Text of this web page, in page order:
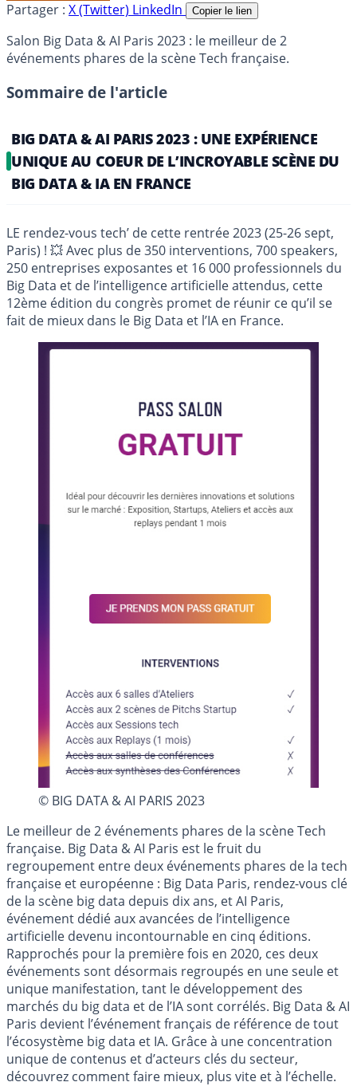
Partager : X (Twitter) LinkedIn Copier le lien
Salon Big Data & AI Paris 2023 : le meilleur de 2
événements phares de la scène Tech française.
Sommaire de l'article
BIG DATA & AI PARIS 2023 : UNE EXPÉRIENCE
UNIQUE AU COEUR DE L’INCROYABLE SCÈNE DU
BIG DATA & IA EN FRANCE
LE rendez-vous tech’ de cette rentrée 2023 (25-26 sept,
Paris) ! 💥 Avec plus de 350 interventions, 700 speakers,
250 entreprises exposantes et 16 000 professionnels du
Big Data et de l’intelligence artificielle attendus, cette
12ème édition du congrès promet de réunir ce qu’il se
fait de mieux dans le Big Data et l’IA en France.
© BIG DATA & AI PARIS 2023
Le meilleur de 2 événements phares de la scène Tech
française. Big Data & AI Paris est le fruit du
regroupement entre deux événements phares de la tech
française et européenne : Big Data Paris, rendez-vous clé
de la scène big data depuis dix ans, et AI Paris,
événement dédié aux avancées de l’intelligence
artificielle devenu incontournable en cinq éditions.
Rapprochés pour la première fois en 2020, ces deux
événements sont désormais regroupés en une seule et
unique manifestation, tant le développement des
marchés du big data et de l’IA sont corrélés. Big Data & AI
Paris devient l’événement français de référence de tout
l’écosystème big data et IA. Grâce à une concentration
unique de contenus et d’acteurs clés du secteur,
découvrez comment faire mieux, plus vite et à l’échelle.